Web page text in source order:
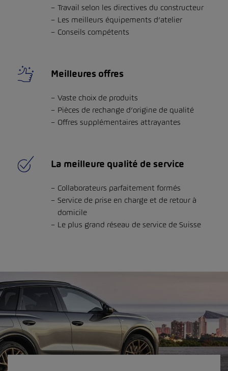
Travail selon les directives du constructeur
Les meilleurs équipements d’atelier
Conseils compétents
Meilleures offres
Vaste choix de produits
Pièces de rechange d’origine de qualité
Offres supplémentaires attrayantes
La meilleure qualité de service
Collaborateurs parfaitement formés
Service de prise en charge et de retour à
domicile
Le plus grand réseau de service de Suisse